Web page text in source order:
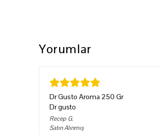
Yorumlar
Dr Gusto Aroma 250 Gr
Dr gusto
Recep G.
Satın Alınmış